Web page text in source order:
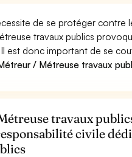
de se protéger contre
travaux publics
est donc important de se
/ Métreuse travaux
travaux
civile